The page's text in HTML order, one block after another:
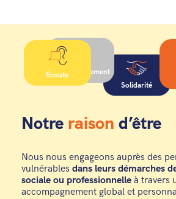
Solidarité
Accompagnement
Écoute
Notre raison d’être
Nous nous engageons auprès des
vulnérables dans leurs démarches
sociale ou professionnelle à travers
accompagnement global et